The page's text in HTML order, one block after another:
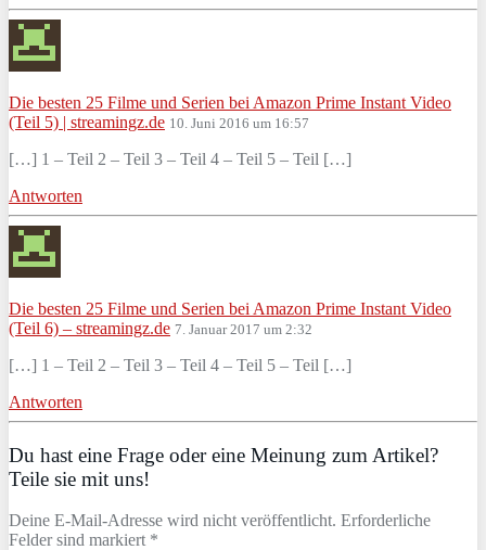
Die besten 25 Filme und Serien bei Amazon Prime Instant Video
(Teil 5) | streamingz.de 10. Juni 2016 um 16:57
[…] 1 – Teil 2 – Teil 3 – Teil 4 – Teil 5 – Teil […]
Antworten
Die besten 25 Filme und Serien bei Amazon Prime Instant Video
(Teil 6) – streamingz.de 7. Januar 2017 um 2:32
[…] 1 – Teil 2 – Teil 3 – Teil 4 – Teil 5 – Teil […]
Antworten
Du hast eine Frage oder eine Meinung zum Artikel?
Teile sie mit uns!
Deine E-Mail-Adresse wird nicht veröffentlicht. Erforderliche
Felder sind markiert *